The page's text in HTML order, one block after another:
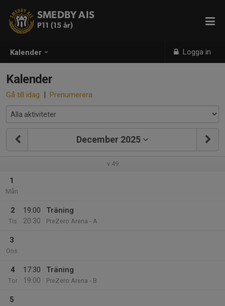
Kalender Logga in
SMEDBY AIS
P11 (15 år)
Kalender
Gå till idag | Prenumerera
December 2025
v.49
1
Mån
2
Tis
19:00
20:30
Träning
PreZero Arena - A
3
Ons
4
Tor
17:30
19:00
Träning
PreZero Arena - B
5